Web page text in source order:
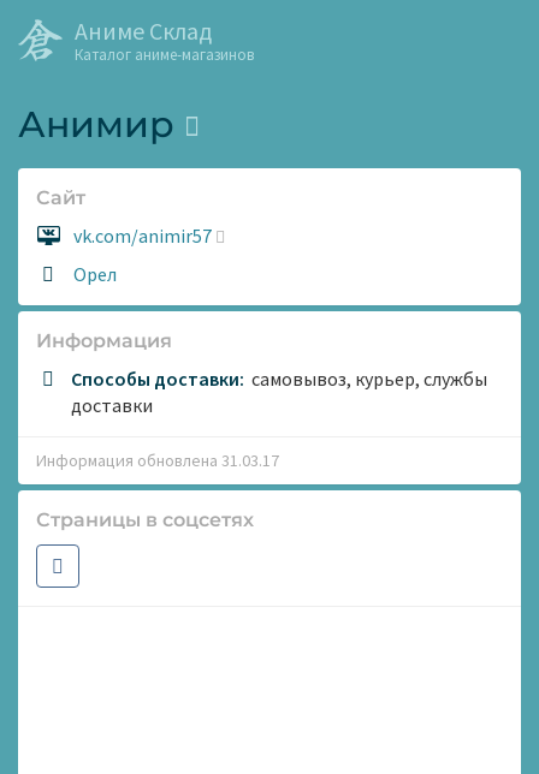
Аниме Склад
Каталог аниме-магазинов
Анимир
Сайт
Сайт:
vk.com/animir57
Адрес:
Орел
Информация
Способы доставки: самовывоз, курьер, службы
доставки
Информация обновлена 31.03.17
Страницы в соцсетях